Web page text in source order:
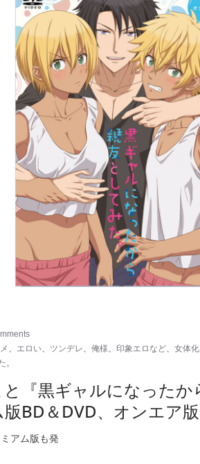
、 エロい、 ツンデレ、 俺様、 印象エロなど、 女体化
。
と『黒ギャルになったか
BD＆DVD、オンエア
アム版も発